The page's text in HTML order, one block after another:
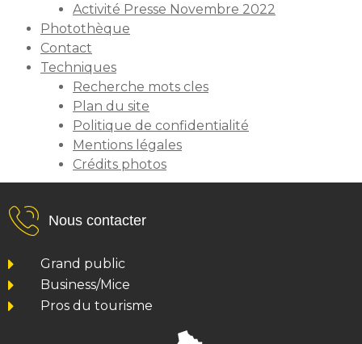
Activité Presse Novembre 2022
Photothèque
Contact
Techniques
Recherche mots cles
Plan du site
Politique de confidentialité
Mentions légales
Crédits photos
Nous contacter
Grand public
Business/Mice
Pros du tourisme